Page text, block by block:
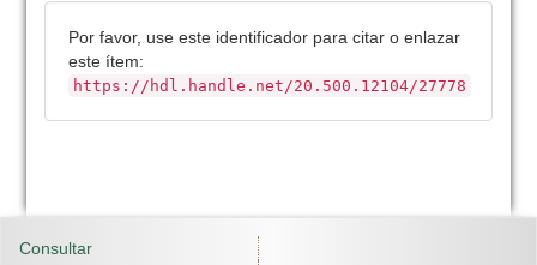
Por favor, use este identificador para citar o enlazar
este ítem:
https://hdl.handle.net/20.500.12104/27778
Consultar